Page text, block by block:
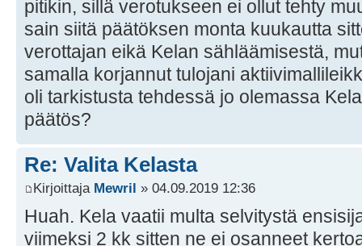
pitikin, sillä verotukseen ei ollut tehty
sain siitä päätöksen monta kuukautta
verottajan eikä Kelan sähläämisestä,
samalla korjannut tulojani
oli tarkistusta tehdessä jo olemassa
päätös?
Re: Valita Kelasta
Kirjoittaja Mewril » 04.09.2019 12:36
Huah. Kela vaatii multa selvitystä
viimeksi 2 kk sitten ne ei osanneet